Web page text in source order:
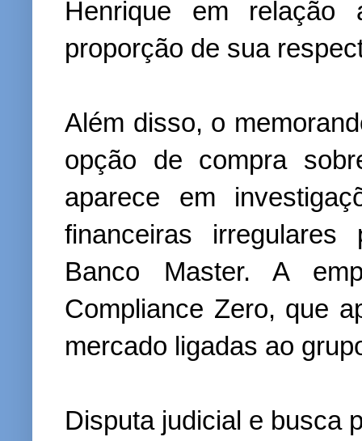
Henrique em relação
proporção de sua
Além disso, o
opção de compra
aparece em
financeiras
Banco Master. A
Compliance Zero, que
mercado ligadas ao
Disputa judicial e busca